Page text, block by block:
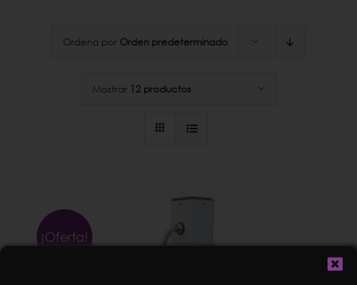
Ordena por Orden predeterminado
Mostrar 12 productos
¡Oferta!